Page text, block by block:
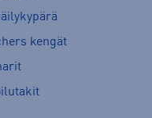
kengät